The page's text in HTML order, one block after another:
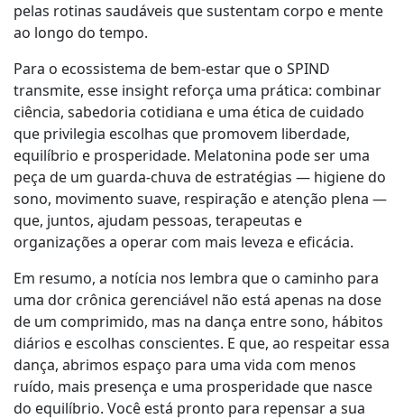
pelas rotinas saudáveis que sustentam corpo e mente
ao longo do tempo.
Para o ecossistema de bem-estar que o SPIND
transmite, esse insight reforça uma prática: combinar
ciência, sabedoria cotidiana e uma ética de cuidado
que privilegia escolhas que promovem liberdade,
equilíbrio e prosperidade. Melatonina pode ser uma
peça de um guarda-chuva de estratégias — higiene do
sono, movimento suave, respiração e atenção plena —
que, juntos, ajudam pessoas, terapeutas e
organizações a operar com mais leveza e eficácia.
Em resumo, a notícia nos lembra que o caminho para
uma dor crônica gerenciável não está apenas na dose
de um comprimido, mas na dança entre sono, hábitos
diários e escolhas conscientes. E que, ao respeitar essa
dança, abrimos espaço para uma vida com menos
ruído, mais presença e uma prosperidade que nasce
do equilíbrio. Você está pronto para repensar a sua